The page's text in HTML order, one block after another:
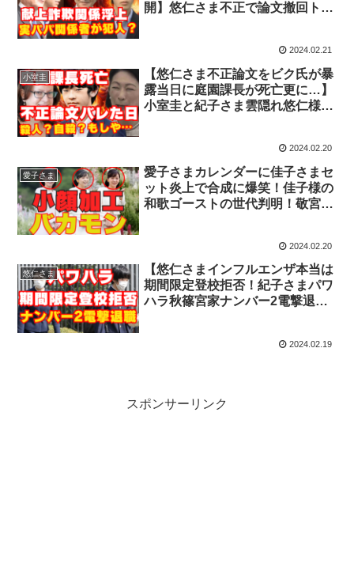
開】悠仁さま不正で論文撤回トン
2024.02.21
小室圭
【悠仁さま不正論文をビク氏が暴
露当日に庭園課長が死亡更に…】
小室圭と紀子さま雲隠れ悠仁様ク
2024.02.20
愛子さま
愛子さまカレンダーに佳子さまセ
ット炎上で合成に爆笑！佳子様の
和歌ゴーストの世代判明！敬宮愛
2024.02.20
悠仁さま
【悠仁さまインフルエンザ本当は
期間限定登校拒否！紀子さまパワ
ハラ秋篠宮家ナンバー2電撃退
2024.02.19
スポンサーリンク